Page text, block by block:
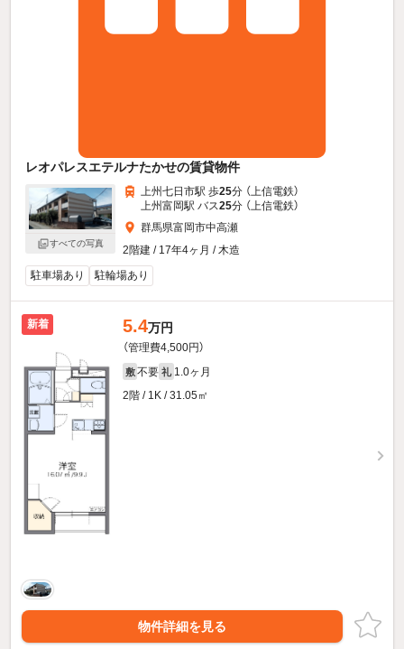
レオパレスエテルナたかせの賃貸物件
すべての写真
上州七日市駅 歩25分 （上信電鉄）
上州富岡駅 バス25分 （上信電鉄）
群馬県富岡市中高瀬
2階建 / 17年4ヶ月 / 木造
駐車場あり
駐輪場あり
新着 5.4万円
（管理費4,500円）
敷 不要 礼 1.0ヶ月
2階 / 1K / 31.05㎡
物件詳細を見る